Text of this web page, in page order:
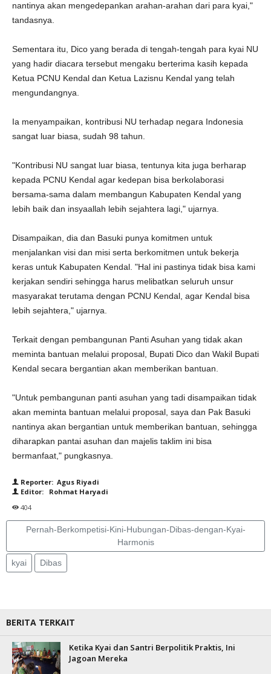
nantinya akan mengedepankan arahan-arahan dari para kyai,"
tandasnya.
Sementara itu, Dico yang berada di tengah-tengah para kyai NU
yang hadir diacara tersebut mengaku berterima kasih kepada
Ketua PCNU Kendal dan Ketua Lazisnu Kendal yang telah
mengundangnya.
Ia menyampaikan, kontribusi NU terhadap negara Indonesia
sangat luar biasa, sudah 98 tahun.
"Kontribusi NU sangat luar biasa, tentunya kita juga berharap
kepada PCNU Kendal agar kedepan bisa berkolaborasi
bersama-sama dalam membangun Kabupaten Kendal yang
lebih baik dan insyaallah lebih sejahtera lagi," ujarnya.
Disampaikan, dia dan Basuki punya komitmen untuk
menjalankan visi dan misi serta berkomitmen untuk bekerja
keras untuk Kabupaten Kendal. "Hal ini pastinya tidak bisa kami
kerjakan sendiri sehingga harus melibatkan seluruh unsur
masyarakat terutama dengan PCNU Kendal, agar Kendal bisa
lebih sejahtera," ujarnya.
Terkait dengan pembangunan Panti Asuhan yang tidak akan
meminta bantuan melalui proposal, Bupati Dico dan Wakil Bupati
Kendal secara bergantian akan memberikan bantuan.
"Untuk pembangunan panti asuhan yang tadi disampaikan tidak
akan meminta bantuan melalui proposal, saya dan Pak Basuki
nantinya akan bergantian untuk memberikan bantuan, sehingga
diharapkan pantai asuhan dan majelis taklim ini bisa
bermanfaat," pungkasnya.
Reporter: Agus Riyadi
Editor: Rohmat Haryadi
404
Pernah-Berkompetisi-Kini-Hubungan-Dibas-dengan-Kyai-
Harmonis
kyai Dibas
BERITA TERKAIT
Ketika Kyai dan Santri Berpolitik Praktis, Ini
Jagoan Mereka